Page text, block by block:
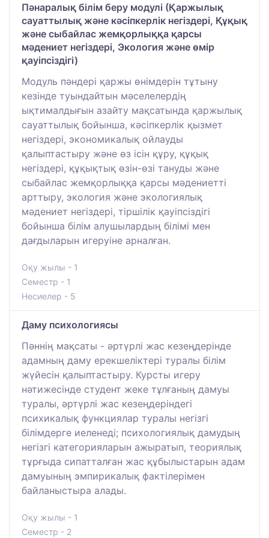
Пәнаралық білім беру модулі (Қаржылық
сауаттылық және кәсіпкерлік негіздері, Құқық
және сыбайлас жемқорлыққа қарсы
мәдениет негіздері, Экология және өмір
қауіпсіздігі)
Модуль пәндері қаржы өнімдерін тұтыну
кезінде туындайтын мәселелердің
ықтималдығын азайту мақсатында қаржылық
сауаттылық бойынша, кәсіпкерлік қызмет
негіздері, экономикалық ойлауды
қалыптастыру және өз ісін құру, құқық
негіздері, құқықтық өзін-өзі тануды және
сыбайлас жемқорлыққа қарсы мәдениетті
арттыру, экология және экологиялық
мәдениет негіздері, тіршілік қауіпсіздігі
бойынша білім алушылардың білімі мен
дағдыларын игеруіне арналған.
Оқу жылы - 1
Семестр - 1
Несиелер - 5
Даму психологиясы
Пәннің мақсаты - әртүрлі жас кезеңдерінде
адамның даму ерекшеліктері туралы білім
жүйесін қалыптастыру. Курсты игеру
нәтижесінде студент жеке тұлғаның дамуы
туралы, әртүрлі жас кезеңдеріндегі
психикалық функциялар туралы негізгі
білімдерге иеленеді; психологиялық дамудың
негізгі категорияларын ажыратып, теориялық
тұрғыда сипатталған жас құбылыстарын адам
дамуының эмпирикалық фактілерімен
байланыстыра алады.
Оқу жылы - 1
Семестр - 2